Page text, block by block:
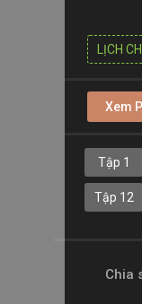
LỊCH
Xem
Tập 1
Tập 12
Chia